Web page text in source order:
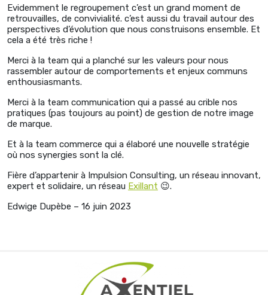
Evidemment le regroupement c’est un grand moment de
retrouvailles, de convivialité. c’est aussi du travail autour des
perspectives d’évolution que nous construisons ensemble. Et
cela a été très riche !
Merci à la team qui a planché sur les valeurs pour nous
rassembler autour de comportements et enjeux communs
enthousiasmants.
Merci à la team communication qui a passé au crible nos
pratiques (pas toujours au point) de gestion de notre image
de marque.
Et à la team commerce qui a élaboré une nouvelle stratégie
où nos synergies sont la clé.
Fière d’appartenir à Impulsion Consulting, un réseau innovant,
expert et solidaire, un réseau Exillant 😉.
Edwige Dupèbe – 16 juin 2023